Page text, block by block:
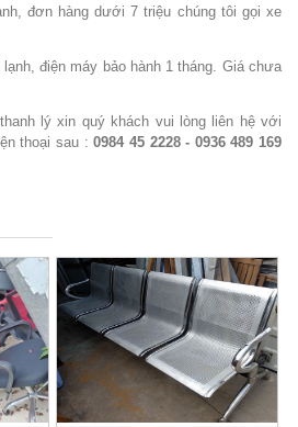
đơn hàng dưới 7 triệu chúng tôi gọi xe
điện máy bảo hành 1 tháng. Giá chưa
lý xin quý khách vui lòng liên hệ với
thoại sau :0984 45 2228 - 0936 489 169